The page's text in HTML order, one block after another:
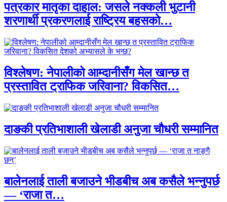
पत्रकार मातृका दाहाल: जसले नक्कली भुटानी
शरणार्थी प्रकरणलाई राष्ट्रिय बहसको…
विश्लेषण: नेपालीको आम्दानीसँग मेल खान्छ त
प्रस्तावित ट्राफिक जरिवाना? विकसित…
दाङकी प्रतिभाशाली खेलाडी अनुजा चौधरी सम्मानित
बालेनलाई ताली बजाउने भीडबीच अब कसैले भन्नुपर्छ
— ‘राजा त…